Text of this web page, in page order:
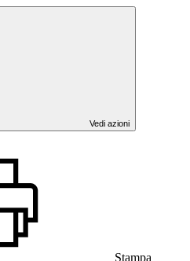
Vedi azioni
Stampa